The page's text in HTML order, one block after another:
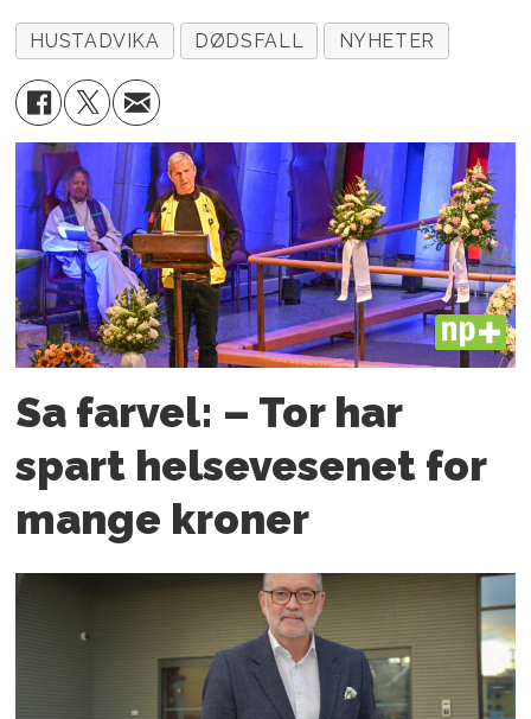
HUSTADVIKA DØDSFALL NYHETER
PLUS
Sa farvel: – Tor har
spart helsevesenet for
mange kroner